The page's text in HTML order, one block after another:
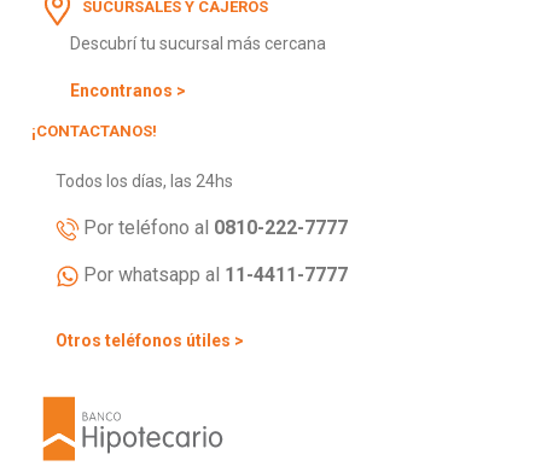
SUCURSALES Y CAJEROS
Descubrí tu sucursal más cercana
Encontranos >
¡CONTACTANOS!
Todos los días, las 24hs
Por teléfono al 0810-222-7777
Por whatsapp al 11-4411-7777
Otros teléfonos útiles >